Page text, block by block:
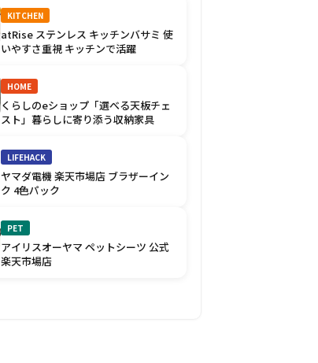
KITCHEN
atRise ステンレス キッチンバサミ 使
いやすさ重視 キッチンで活躍
HOME
くらしのeショップ「選べる天板チェ
スト」暮らしに寄り添う収納家具
LIFEHACK
ヤマダ電機 楽天市場店 ブラザーイン
ク 4色パック
PET
アイリスオーヤマ ペットシーツ 公式
楽天市場店